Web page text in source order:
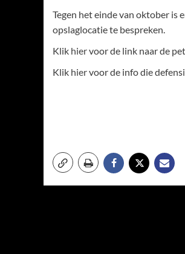
Tegen het einde van oktober is
opslaglocatie te bespreken.
Klik hiervoor de link naar de
Klik hiervoor de info die